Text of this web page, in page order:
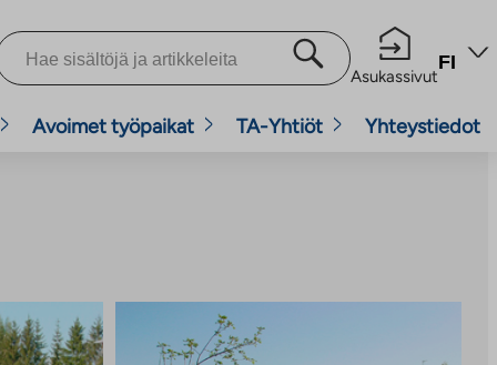
Asukassivut
FI
Avoimet työpaikat TA-Yhtiöt Yhteystiedot